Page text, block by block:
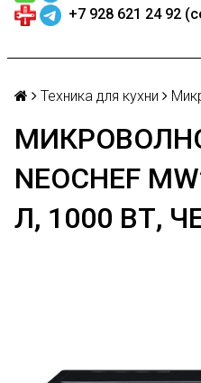
+7 928 621 24 92
Техника для кухни
NEOCHEF
Л, 1000 ВТ,